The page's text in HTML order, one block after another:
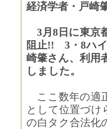
経済学者・戸崎
3月8日に東京
阻止!! 3・8ハイ
崎肇さん、利用
しました。
ここ数年の適
として位置づけ
の白タク合法化